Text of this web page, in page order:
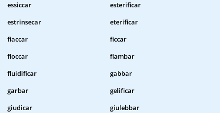
essiccar
esterificar
estrinsecar
eterificar
fiaccar
ficcar
fioccar
flambar
fluidificar
gabbar
garbar
gelificar
giudicar
giulebbar